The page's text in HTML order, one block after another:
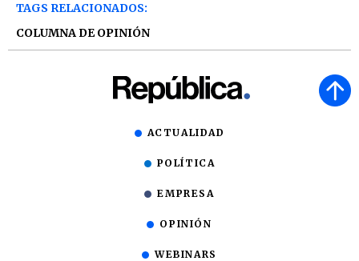
TAGS RELACIONADOS:
COLUMNA DE OPINIÓN
ACTUALIDAD
POLÍTICA
EMPRESA
OPINIÓN
WEBINARS